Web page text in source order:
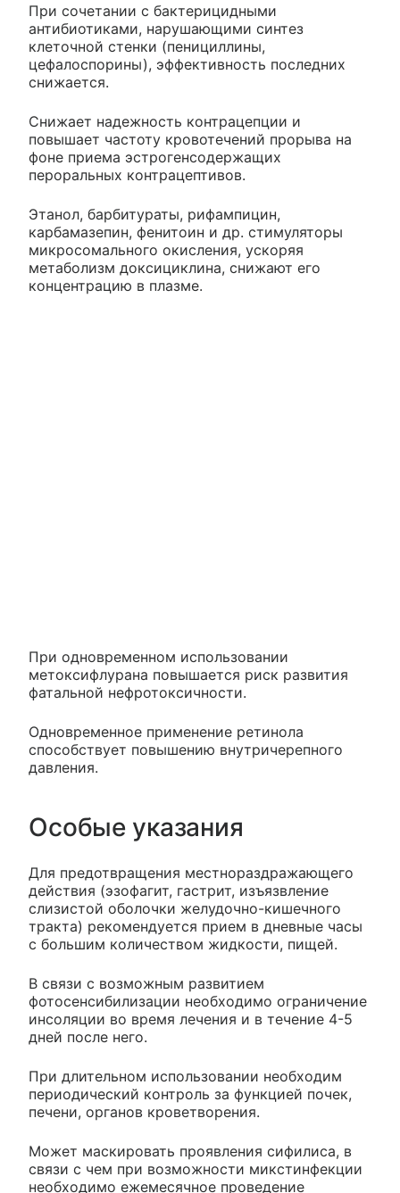
При сочетании с бактерицидными
антибиотиками, нарушающими синтез
клеточной стенки (пенициллины,
цефалоспорины), эффективность последних
снижается.
Снижает надежность контрацепции и
повышает частоту кровотечений прорыва на
фоне приема эстрогенсодержащих
пероральных контрацептивов.
Этанол, барбитураты, рифампицин,
карбамазепин, фенитоин и др. стимуляторы
микросомального окисления, ускоряя
метаболизм доксициклина, снижают его
концентрацию в плазме.
При одновременном использовании
метоксифлурана повышается риск развития
фатальной нефротоксичности.
Одновременное применение ретинола
способствует повышению внутричерепного
давления.
Особые указания
Для предотвращения местнораздражающего
действия (эзофагит, гастрит, изъязвление
слизистой оболочки желудочно-кишечного
тракта) рекомендуется прием в дневные часы
с большим количеством жидкости, пищей.
В связи с возможным развитием
фотосенсибилизации необходимо ограничение
инсоляции во время лечения и в течение 4-5
дней после него.
При длительном использовании необходим
периодический контроль за функцией почек,
печени, органов кроветворения.
Может маскировать проявления сифилиса, в
связи с чем при возможности микстинфекции
необходимо ежемесячное проведение